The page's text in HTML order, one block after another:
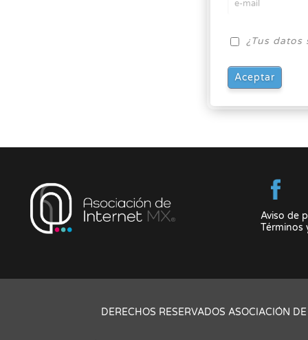
¿Tus datos
Aviso de
Términos
DERECHOS RESERVADOS ASOCIACIÓN